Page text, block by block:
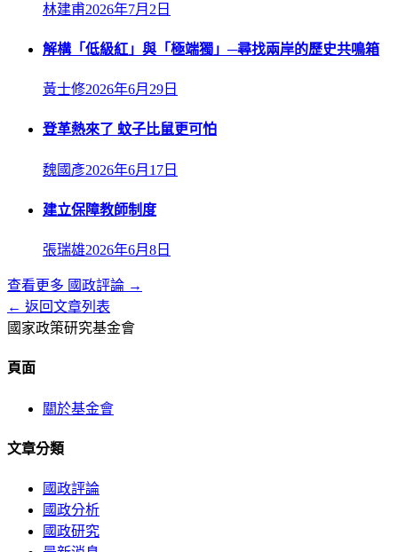
林建甫2026年7月2日
解構「低級紅」與「極端獨」─尋找兩岸的歷史共鳴箱
黃士修2026年6月29日
登革熱來了 蚊子比鼠更可怕
魏國彥2026年6月17日
建立保障教師制度
張瑞雄2026年6月8日
查看更多 國政評論 →
← 返回文章列表
國家政策研究基金會
頁面
關於基金會
文章分類
國政評論
國政分析
國政研究